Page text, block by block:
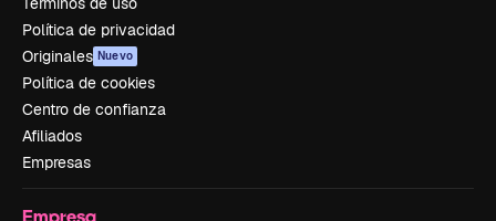
Política de privacidad
Originales Nuevo
Política de cookies
Centro de confianza
Afiliados
Empresas
Empresa